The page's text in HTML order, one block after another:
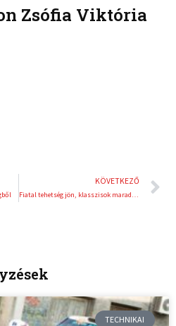
e
Zsófia Viktória
KÖVETKEZŐ
Fiatal tehetség jön, klasszisok maradnak
TECHNIKAI